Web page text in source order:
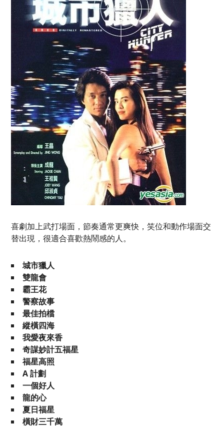
喜劇加上武打場面，節奏通常更爽快，笑位和動作場面交
替出現，很適合喜歡熱鬧感的人。
城市獵人
雙龍會
霸王花
警察故事
最佳拍檔
縱橫四海
我愛夜來香
奇謀妙計五福星
福星高照
A 計劃
一個好人
龍的心
夏日福星
橫財三千萬